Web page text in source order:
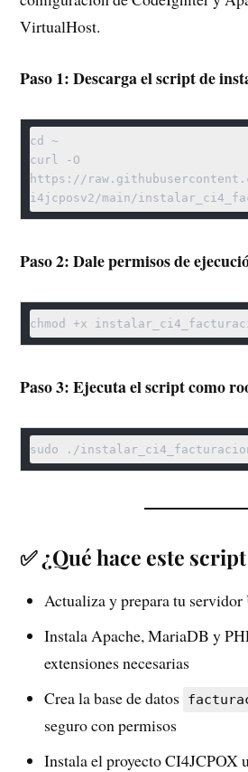
VirtualHost.
Paso 1: Descarga el script de
cd ~
curl -O
https://
Paso 2: Dale permisos de
Paso 3: Ejecuta el script como
✅ ¿Qué hace este
Actualiza y prepara tu
Instala Apache, MariaDB y
extensiones necesarias
Crea la base de datos
seguro con permisos
Instala el proyecto CI4JCPOX